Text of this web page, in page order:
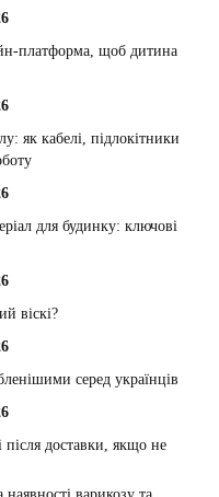
платформа, щоб дитина
як кабелі, підлокітники
для будинку: ключові
віскі?
серед українців
після доставки, якщо не